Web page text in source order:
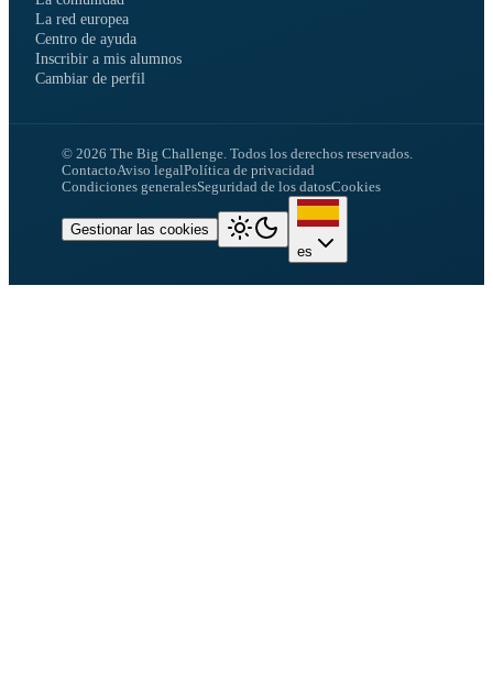
La red europea
Centro de ayuda
Inscribir a mis alumnos
Cambiar de perfil
© 2026 The Big Challenge. Todos los derechos reservados.
ContactoAviso legalPolítica de privacidad
Condiciones generalesSeguridad de los datosCookies
Gestionar las cookies
es